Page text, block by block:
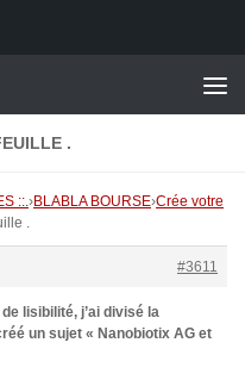
.
::.›BLABLA BOURSE›Crée votre
.
#3611
lisibilité, j’ai divisé la
un sujet « Nanobiotix AG et